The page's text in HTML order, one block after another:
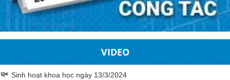
VIDEO
Sinh hoạt khoa học ngày 13/3/2024